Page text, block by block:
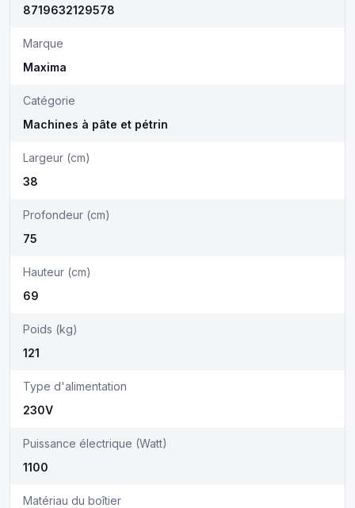
8719632129578
Marque
Maxima
Catégorie
Machines à pâte et pétrin
Largeur (cm)
38
Profondeur (cm)
75
Hauteur (cm)
69
Poids (kg)
121
Type d'alimentation
230V
Puissance électrique (Watt)
1100
Matériau du boîtier